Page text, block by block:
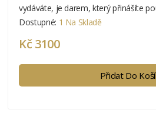
vydáváte, je darem, který přinášíte
Dostupné: 1 Na Skladě
Kč 3100
Přidat Do